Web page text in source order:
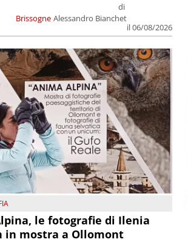
Brissogne
di
Alessandro Bianchet
il 06/08/2026
le fotografie di Ilenia
in mostra a Ollomont